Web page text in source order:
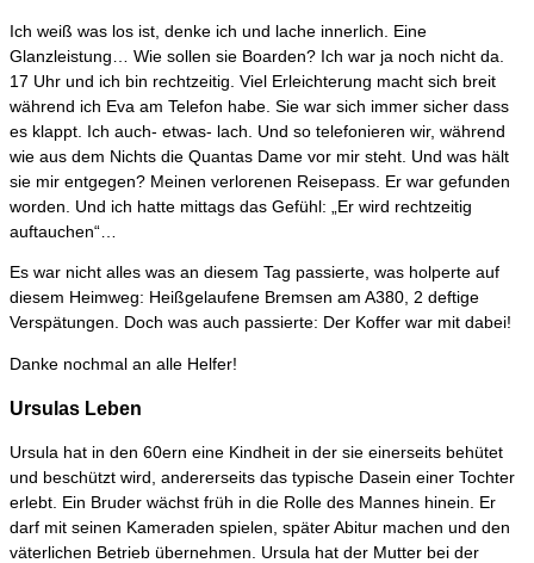
Ich weiß was los ist, denke ich und lache innerlich. Eine
Glanzleistung… Wie sollen sie Boarden? Ich war ja noch nicht da.
17 Uhr und ich bin rechtzeitig. Viel Erleichterung macht sich breit
während ich Eva am Telefon habe. Sie war sich immer sicher dass
es klappt. Ich auch- etwas- lach. Und so telefonieren wir, während
wie aus dem Nichts die Quantas Dame vor mir steht. Und was hält
sie mir entgegen? Meinen verlorenen Reisepass. Er war gefunden
worden. Und ich hatte mittags das Gefühl: „Er wird rechtzeitig
auftauchen“…
Es war nicht alles was an diesem Tag passierte, was holperte auf
diesem Heimweg: Heißgelaufene Bremsen am A380, 2 deftige
Verspätungen. Doch was auch passierte: Der Koffer war mit dabei!
Danke nochmal an alle Helfer!
Ursulas Leben
Ursula hat in den 60ern eine Kindheit in der sie einerseits behütet
und beschützt wird, andererseits das typische Dasein einer Tochter
erlebt. Ein Bruder wächst früh in die Rolle des Mannes hinein. Er
darf mit seinen Kameraden spielen, später Abitur machen und den
väterlichen Betrieb übernehmen. Ursula hat der Mutter bei der